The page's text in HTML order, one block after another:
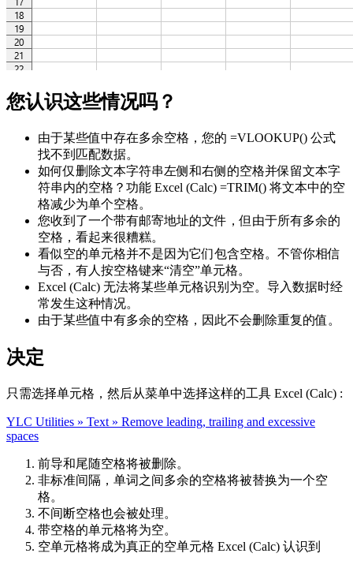
您认识这些情况吗？
由于某些值中存在多余空格，您的 =VLOOKUP() 公式
找不到匹配数据。
如何仅删除文本字符串左侧和右侧的空格并保留文本字
符串内的空格？功能 Excel (Calc) =TRIM() 将文本中的空
格减少为单个空格。
您收到了一个带有邮寄地址的文件，但由于所有多余的
空格，看起来很糟糕。
看似空的单元格并不是因为它们包含空格。不管你相信
与否，有人按空格键来“清空”单元格。
Excel (Calc) 无法将某些单元格识别为空。导入数据时经
常发生这种情况。
由于某些值中有多余的空格，因此不会删除重复的值。
决定
只需选择单元格，然后从菜单中选择这样的工具 Excel (Calc) :
YLC Utilities » Text » Remove leading, trailing and excessive
spaces
前导和尾随空格将被删除。
非标准间隔，单词之间多余的空格将被替换为一个空
格。
不间断空格也会被处理。
带空格的单元格将为空。
空单元格将成为真正的空单元格 Excel (Calc) 认识到